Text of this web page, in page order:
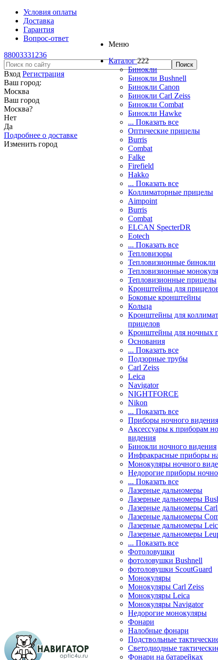
Условия оплаты
Доставка
Гарантия
Вопрос-ответ
88003331236
Вход Регистрация
Ваш город:
Москва
Ваш город
Москва?
Нет
Да
Подробнее о доставке
Изменить город
Меню
Каталог 222
Бинокли
Бинокли Bushnell
Бинокли Canon
Бинокли Carl Zeiss
Бинокли Combat
Бинокли Hawke
... Показать все
Оптические прицелы
Burris
Combat
Falke
Firefield
Hakko
... Показать все
Коллиматорные прицелы
Aimpoint
Burris
Combat
ELCAN SpecterDR
Eotech
... Показать все
Тепловизоры
Тепловизионные бинокли
Тепловизионные
Тепловизионные прицелы
Кронштейны для
Боковые кронштейны
Кольца
Кронштейны для
прицелов
Кронштейны для ночных
Основания
... Показать все
Подзорные трубы
Carl Zeiss
Leica
Navigator
NIGHTFORCE
Nikon
... Показать все
Приборы ночного видения
Аксессуары к приборам
видения
Бинокли ночного видения
Инфракрасные приборы
Монокуляры ночного
Недорогие приборы
... Показать все
Лазерные дальномеры
Лазерные дальномеры
Лазерные дальномеры
Лазерные дальномеры
Лазерные дальномеры
Лазерные дальномеры
... Показать все
Фотоловушки
фотоловушки Bushnell
фотоловушки ScoutGuard
Монокуляры
Монокуляры Carl Zeiss
Монокуляры Leica
Монокуляры Navigator
Недорогие монокуляры
Фонари
Налобные фонари
Подствольные
Светодиодные
Фонари на батарейках